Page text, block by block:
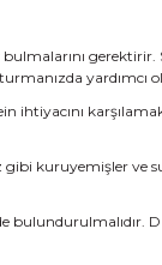
yardımcı
kuruyemişler ve
bulundurulmalıdır.